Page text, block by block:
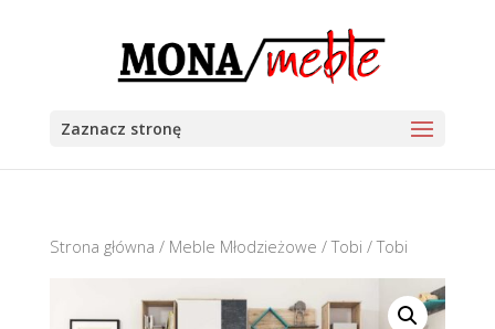
Zaznacz stronę
Strona główna / Meble Młodzieżowe /Tobi / Tobi